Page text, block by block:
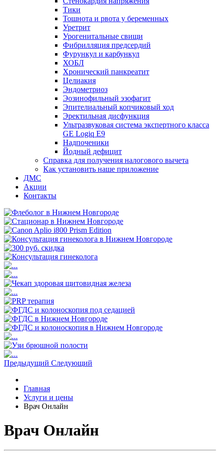
Тики
Тошнота и рвота у беременных
Уретрит
Урогенитальные свищи
Фибрилляция предсердий
Фурункул и карбункул
ХОБЛ
Хронический панкреатит
Целиакия
Эндометриоз
Эозинофильный эзофагит
Эпителиальный копчиковый ход
Эректильная дисфункция
Ультразвуковая система экспертного класса
GE Logiq E9
Надпоченики
Йодный дефицит
Справка для получения налогового вычета
Как установить наше приложение
ДМС
Акции
Контакты
Предыдущий Следующий
Главная
Услуги и цены
Врач Онлайн
Врач Онлайн